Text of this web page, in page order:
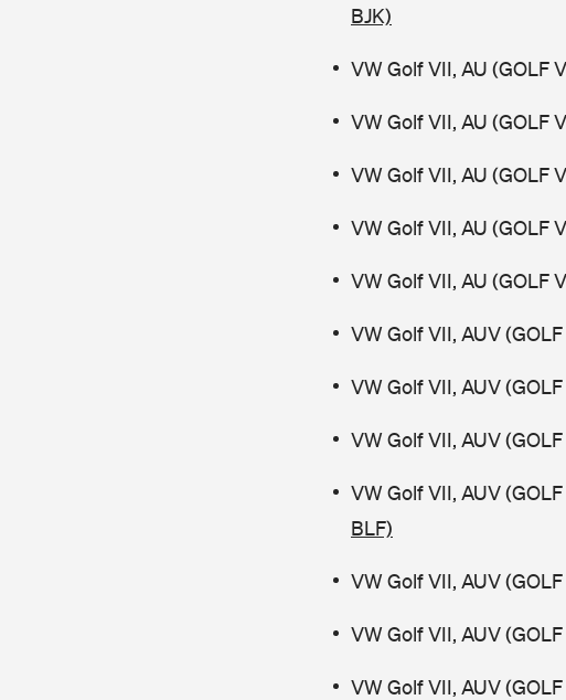
BJK)
VW Golf VII, AU (GOLF
VW Golf VII, AU (GOLF
VW Golf VII, AU (GOLF
VW Golf VII, AU (GOLF
VW Golf VII, AU (GOLF
VW Golf VII, AUV
VW Golf VII, AUV
VW Golf VII, AUV
VW Golf VII, AUV
BLF)
VW Golf VII, AUV
VW Golf VII, AUV
VW Golf VII, AUV